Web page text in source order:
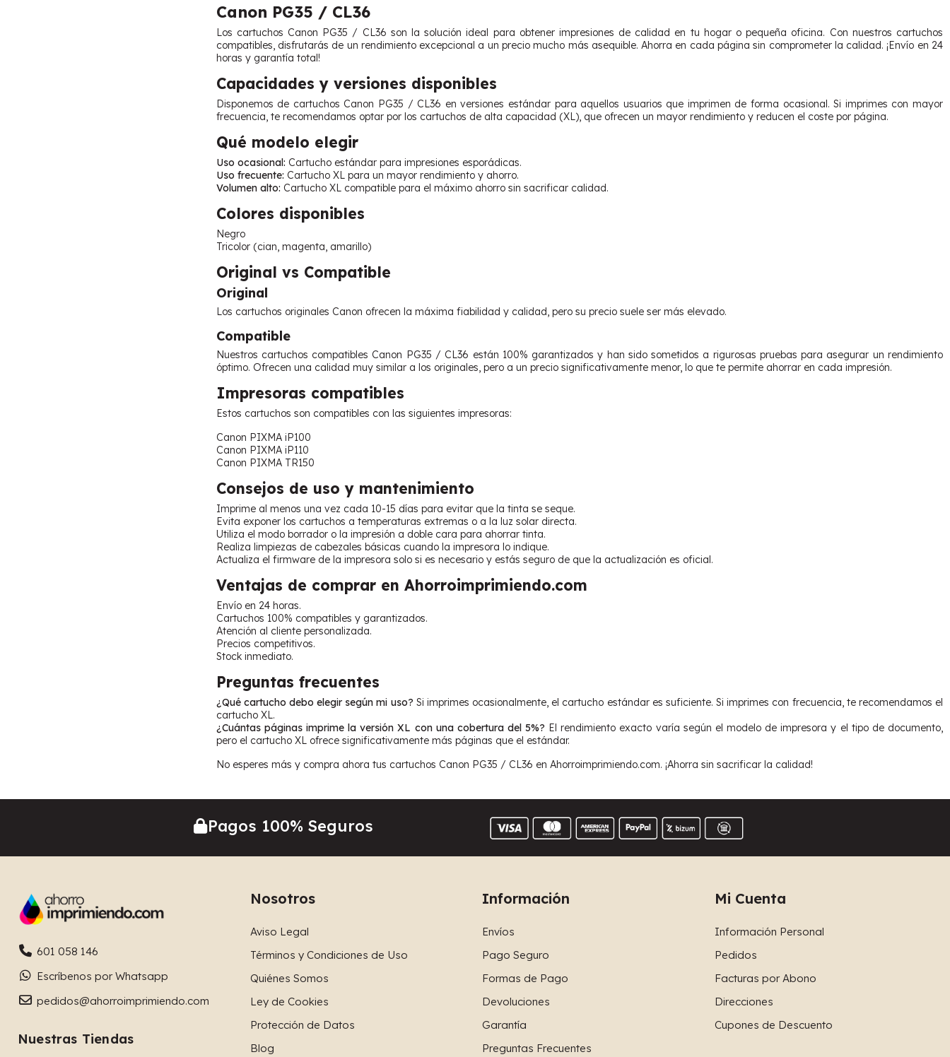
Canon PG35 / CL36
Los cartuchos Canon PG35 / CL36 son la solución ideal para obtener impresiones de calidad en tu hogar o pequeña oficina. Con nuestros cartuchos
compatibles, disfrutarás de un rendimiento excepcional a un precio mucho más asequible. Ahorra en cada página sin comprometer la calidad. ¡Envío en 24
horas y garantía total!
Capacidades y versiones disponibles
Disponemos de cartuchos Canon PG35 / CL36 en versiones estándar para aquellos usuarios que imprimen de forma ocasional. Si imprimes con mayor
frecuencia, te recomendamos optar por los cartuchos de alta capacidad (XL), que ofrecen un mayor rendimiento y reducen el coste por página.
Qué modelo elegir
Uso ocasional: Cartucho estándar para impresiones esporádicas.
Uso frecuente: Cartucho XL para un mayor rendimiento y ahorro.
Volumen alto: Cartucho XL compatible para el máximo ahorro sin sacrificar calidad.
Colores disponibles
Negro
Tricolor (cian, magenta, amarillo)
Original vs Compatible
Original
Los cartuchos originales Canon ofrecen la máxima fiabilidad y calidad, pero su precio suele ser más elevado.
Compatible
Nuestros cartuchos compatibles Canon PG35 / CL36 están 100% garantizados y han sido sometidos a rigurosas pruebas para asegurar un rendimiento
óptimo. Ofrecen una calidad muy similar a los originales, pero a un precio significativamente menor, lo que te permite ahorrar en cada impresión.
Impresoras compatibles
Estos cartuchos son compatibles con las siguientes impresoras:
Canon PIXMA iP100
Canon PIXMA iP110
Canon PIXMA TR150
Consejos de uso y mantenimiento
Imprime al menos una vez cada 10-15 días para evitar que la tinta se seque.
Evita exponer los cartuchos a temperaturas extremas o a la luz solar directa.
Utiliza el modo borrador o la impresión a doble cara para ahorrar tinta.
Realiza limpiezas de cabezales básicas cuando la impresora lo indique.
Actualiza el firmware de la impresora solo si es necesario y estás seguro de que la actualización es oficial.
Ventajas de comprar en Ahorroimprimiendo.com
Envío en 24 horas.
Cartuchos 100% compatibles y garantizados.
Atención al cliente personalizada.
Precios competitivos.
Stock inmediato.
Preguntas frecuentes
¿Qué cartucho debo elegir según mi uso? Si imprimes ocasionalmente, el cartucho estándar es suficiente. Si imprimes con frecuencia, te recomendamos el
cartucho XL.
¿Cuántas páginas imprime la versión XL con una cobertura del 5%? El rendimiento exacto varía según el modelo de impresora y el tipo de documento,
pero el cartucho XL ofrece significativamente más páginas que el estándar.
No esperes más y compra ahora tus cartuchos Canon PG35 / CL36 en Ahorroimprimiendo.com. ¡Ahorra sin sacrificar la calidad!
Pagos 100% Seguros
601 058 146
Escríbenos por Whatsapp
pedidos@ahorroimprimiendo.com
Nuestras Tiendas
Nosotros
Aviso Legal
Términos y Condiciones de Uso
Quiénes Somos
Ley de Cookies
Protección de Datos
Blog
Información
Envíos
Pago Seguro
Formas de Pago
Devoluciones
Garantía
Preguntas Frecuentes
Mi Cuenta
Información Personal
Pedidos
Facturas por Abono
Direcciones
Cupones de Descuento